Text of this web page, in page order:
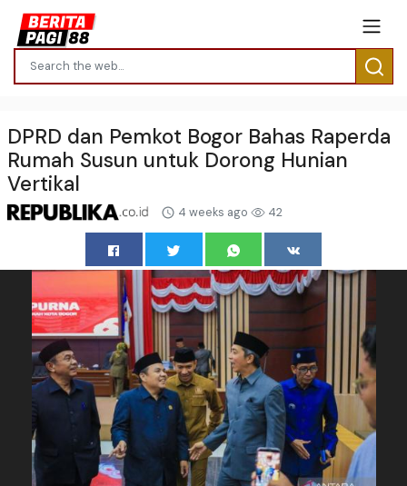
DPRD dan Pemkot Bogor Bahas Raperda
Rumah Susun untuk Dorong Hunian
Vertikal
4 weeks ago 42